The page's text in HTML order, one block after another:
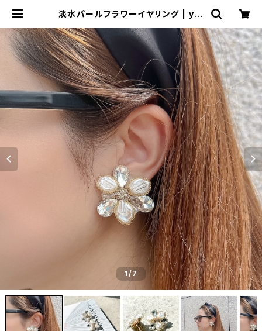
淡水パールフラワーイヤリング | yuj
1/7